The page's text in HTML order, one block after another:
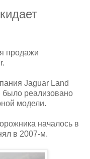
продажи
Jaguar Land
было реализовано
модели.
началось в
в 2007-м.